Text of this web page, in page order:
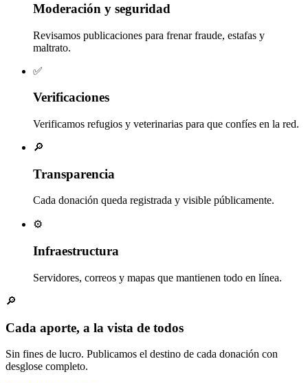
Moderación y seguridad
Revisamos publicaciones para frenar fraude, estafas y
maltrato.
✅
Verificaciones
Verificamos refugios y veterinarias para que confíes en la red.
🔎
Transparencia
Cada donación queda registrada y visible públicamente.
⚙️
Infraestructura
Servidores, correos y mapas que mantienen todo en línea.
🔎
Cada aporte, a la vista de todos
Sin fines de lucro. Publicamos el destino de cada donación con
desglose completo.